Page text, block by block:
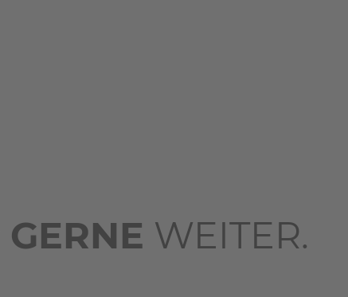
GERNE WEITER.